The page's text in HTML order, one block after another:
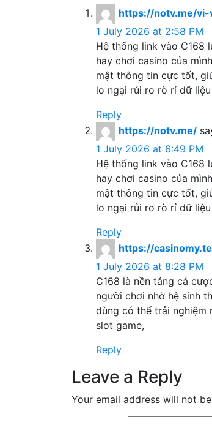
https://notv.me/vi-
1 July 2026 at 2:58 PM
Hệ thống link vào C168
hay chơi casino của
mật thông tin cực tốt,
lo ngại rủi ro rò rỉ dữ liệu
Reply
https://notv.me/
1 July 2026 at 6:49 PM
Hệ thống link vào C168
hay chơi casino của
mật thông tin cực tốt,
lo ngại rủi ro rò rỉ dữ liệu
Reply
https://
1 July 2026 at 8:28 PM
C168 là nền tảng cá
người chơi nhờ hệ sinh
dùng có thể trải nghiệm
slot game,
Reply
Leave a Reply
Your email address will not